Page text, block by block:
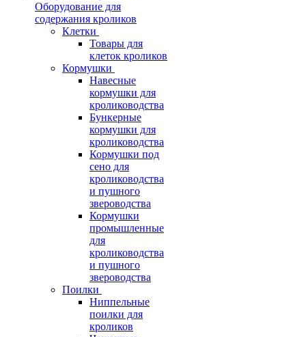
Оборудование для
содержания кроликов
Клетки
Товары для
клеток кроликов
Кормушки
Навесные
кормушки для
кролиководства
Бункерные
кормушки для
кролиководства
Кормушки под
сено для
кролиководства
и пушного
звероводства
Кормушки
промышленные
для
кролиководства
и пушного
звероводства
Поилки
Ниппельные
поилки для
кроликов